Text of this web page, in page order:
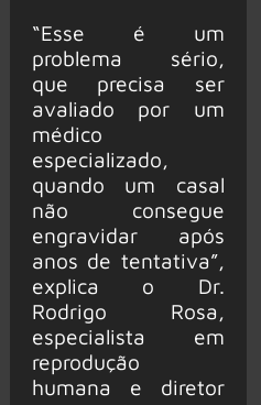
“Esse é um
problema sério,
que precisa ser
avaliado por um
médico
especializado,
quando um casal
não consegue
engravidar após
anos de tentativa”,
explica o Dr.
Rodrigo Rosa,
especialista em
reprodução
humana e diretor